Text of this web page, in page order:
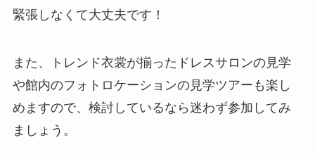
緊張しなくて大丈夫です！
また、トレンド衣裳が揃ったドレスサロンの見学
や館内のフォトロケーションの見学ツアーも楽し
めますので、検討しているなら迷わず参加してみ
ましょう。